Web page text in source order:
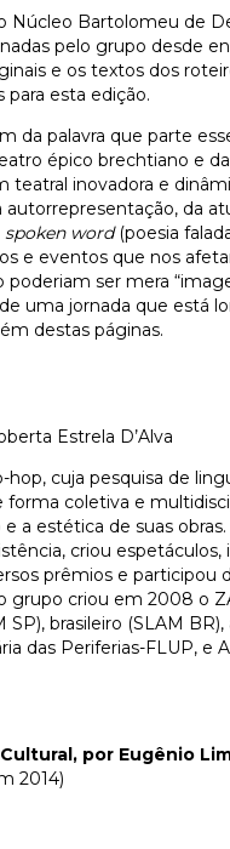
Núcleo Bartolomeu de
pelo grupo desde
e os textos dos
esta edição.
da palavra que parte
épico brechtiano e
inovadora e
da
spoken word(poesia
e eventos que nos
ser mera
uma jornada que está
destas páginas.
Estrela D’Alva
cuja pesquisa de
coletiva e
a estética de suas
criou
prêmios e participou
grupo criou em 2008 o
SP), brasileiro (SLAM
das Periferias-FLUP, e
por Eugênio
2014)